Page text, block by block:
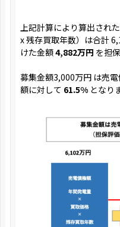
上記計算により算出され
x 残存買取年数）は合計
けた金額4,882万円 を担
募集金額3,000万円 は売
額に対して 61.5% となり